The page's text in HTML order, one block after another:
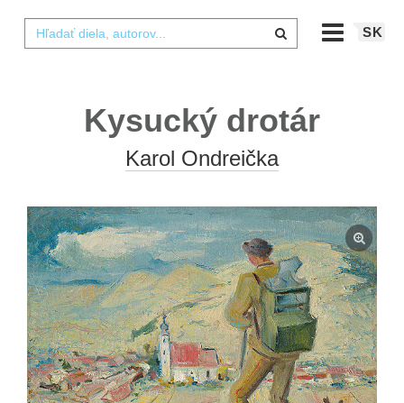
SK
Kysucký drotár
Karol Ondreička